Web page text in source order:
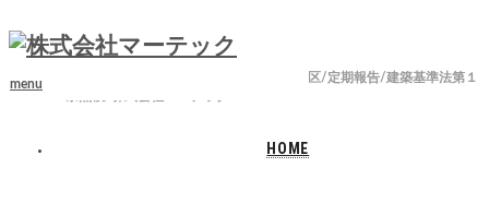
menu
HOME
ブログ
ドローン調査
ドローンによる赤外線外壁調査/名古屋市緑区/定期報告/建築基準法第１